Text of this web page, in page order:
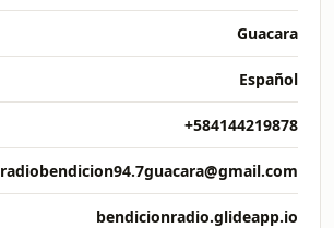
Guacara
Español
+584144219878
radiobendicion94.7guacara@gmail.com
bendicionradio.glideapp.io